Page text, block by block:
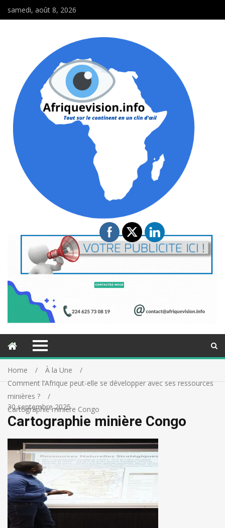
samedi, août 8, 2026
Home
À la Une
Comment l’Afrique peut-elle se développer avec ses ressources
minières ?
Cartographie minière Congo
30 septembre 2025
Cartographie minière Congo